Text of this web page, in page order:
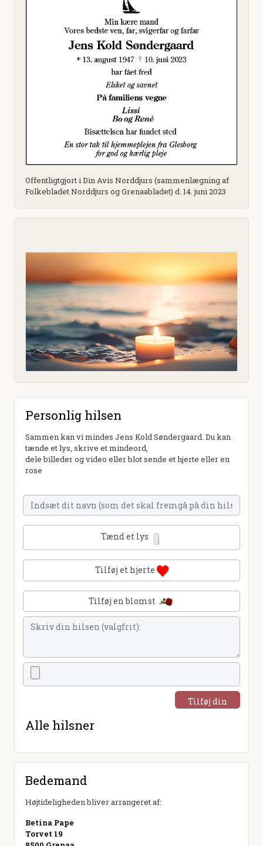
Offentligtgjort i Din Avis Norddjurs (sammenlægning af
Folkebladet Norddjurs og Grenaabladet) d. 14. juni 2023
Personlig hilsen
Sammen kan vi mindes Jens Kold Søndergaard. Du kan
tænde et lys, skrive et mindeord,
dele billeder og video eller blot sende et hjerte eller en
rose
Tænd et lys
Tilføj et hjerte
Tilføj en blomst
Tilføj din
Alle hilsner
Bedemand
Højtideligheden bliver arrangeret af:
Betina Pape
Torvet 19